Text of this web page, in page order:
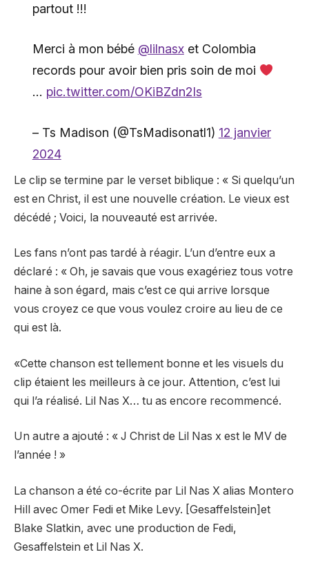
partout !!!
Merci à mon bébé @lilnasxet Colombia
records pour avoir bien pris soin de moi
… pic.twitter.com/OKiBZdn2Is
– Ts Madison (@TsMadisonatl1) 12 janvier
2024
Le clip se termine par le verset biblique : « Si quelqu’un
est en Christ, il est une nouvelle création. Le vieux est
décédé ; Voici, la nouveauté est arrivée.
Les fans n’ont pas tardé à réagir. L’un d’entre eux a
déclaré : « Oh, je savais que vous exagériez tous votre
haine à son égard, mais c’est ce qui arrive lorsque
vous croyez ce que vous voulez croire au lieu de ce
qui est là.
«Cette chanson est tellement bonne et les visuels du
clip étaient les meilleurs à ce jour. Attention, c’est lui
qui l’a réalisé. Lil Nas X… tu as encore recommencé.
Un autre a ajouté : « J Christ de Lil Nas x est le MV de
l’année ! »
La chanson a été co-écrite par Lil Nas X alias Montero
Hill avec Omer Fedi et Mike Levy. [Gesaffelstein]et
Blake Slatkin, avec une production de Fedi,
Gesaffelstein et Lil Nas X.